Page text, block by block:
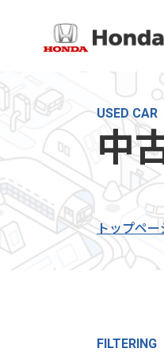
USED CAR
中
トップペー
FILTERING